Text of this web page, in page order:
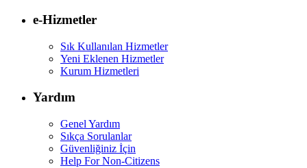
e-Hizmetler
Sık Kullanılan Hizmetler
Yeni Eklenen Hizmetler
Kurum Hizmetleri
Yardım
Genel Yardım
Sıkça Sorulanlar
Güvenliğiniz İçin
Help For Non-Citizens